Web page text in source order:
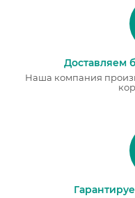
Доставляем
Наша компания